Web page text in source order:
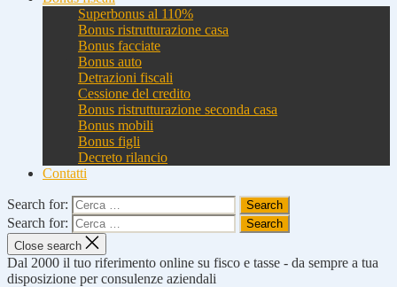
Superbonus al 110%
Bonus ristrutturazione casa
Bonus facciate
Bonus auto
Detrazioni fiscali
Cessione del credito
Bonus ristrutturazione seconda casa
Bonus mobili
Bonus figli
Decreto rilancio
Contatti
Search for:
Search for:
Close search
Dal 2000 il tuo riferimento online su fisco e tasse - da sempre a tua
disposizione per consulenze aziendali